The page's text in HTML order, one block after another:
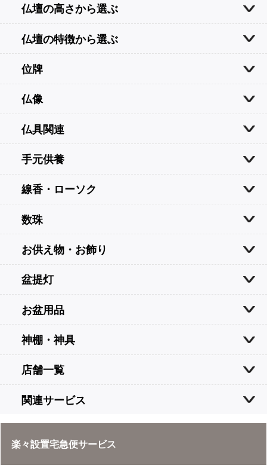
仏壇の高さから選ぶ
仏壇の特徴から選ぶ
位牌
仏像
仏具関連
手元供養
線香・ローソク
数珠
お供え物・お飾り
盆提灯
お盆用品
神棚・神具
店舗一覧
関連サービス
楽々設置宅急便サービス